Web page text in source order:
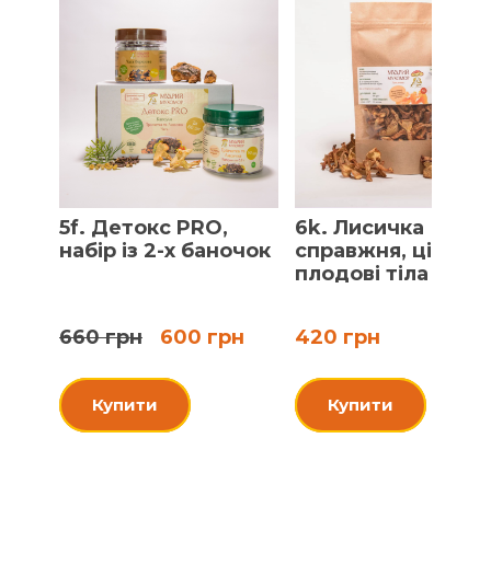
5f. Детокс PRO,
набір із 2-х баночок
660 грн 600 грн
Купити
6k. Лисичка
справжня, цілі
плодові тіла
420 грн
Купити